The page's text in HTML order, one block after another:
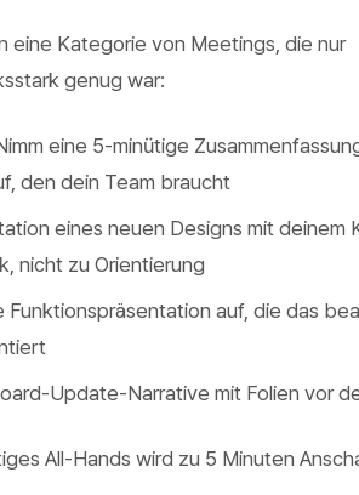
Kategorie von Meetings, die nur
genug war:
eine 5-minütige
den dein Team braucht
eines neuen Designs mit deinem
nicht zu Orientierung
Funktionspräsentation auf, die das
Update-Narrative mit Folien vor
All-Hands wird zu 5 Minuten